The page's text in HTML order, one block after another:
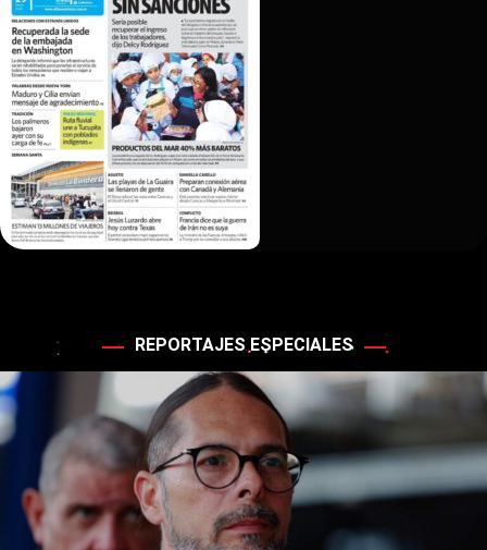
REPORTAJES ESPECIALES